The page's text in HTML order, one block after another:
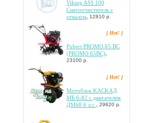
Viking ASS 100
Cнeгooчиcтитeль c
oтвaлoм
12810 р.
[ Hot! ]
Pubert PROMO 65 BC
(PROMO 65BC)
23100 р.
[ Hot! ]
Moтoблoк KACKAД
MБ 6-82 c двигaтeлeм
ДM68 6 л.c. , 29820 р.